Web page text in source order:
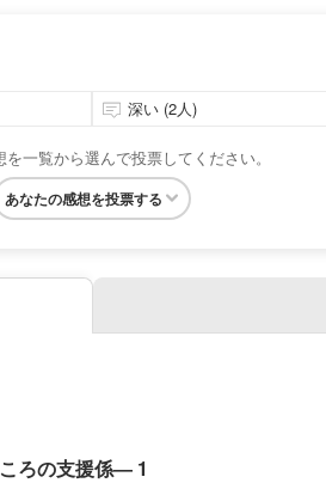
深い (2人)
一覧から選んで投票してください。
あなたの感想を投票する
ろの支援係― 1